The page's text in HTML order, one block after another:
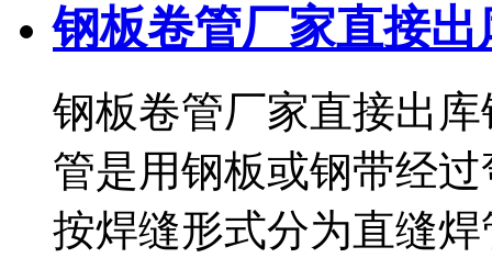
钢板卷管厂家直接出
钢板卷管厂家直接出
管是用钢板或钢带经
按焊缝形式分为直缝